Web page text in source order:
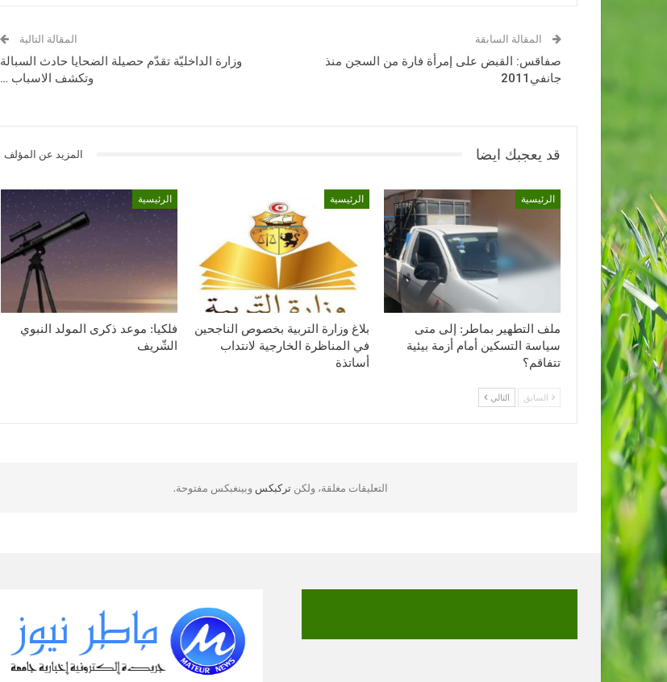
المقالة السابقة
صفاقس: القبض على إمرأة فارة من السجن منذ
جانفي2011
المقالة التالية
وزارة الداخليّة تقدّم حصيلة الضحايا حادث السبالة
وتكشف الاسباب …
قد يعجبك ايضا المزيد عن المؤلف
الرئيسية
ملف التطهير بماطر: إلى متى
سياسة التسكين أمام أزمة بيئية
تتفاقم؟
الرئيسية
بلاغ وزارة التربية بخصوص الناجحين
في المناظرة الخارجية لانتداب
أساتذة
الرئيسية
فلكيا: موعد ذكرى المولد النبوي
الشّريف
السابق التالي
التعليقات مغلقة، ولكن تركبكس وبينغبكس مفتوحة.